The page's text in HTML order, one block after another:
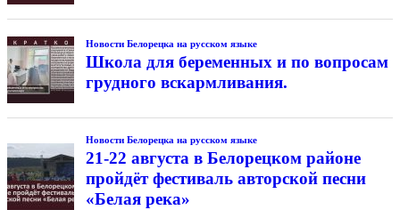
Новости Белорецка на русском языке
Школа для беременных и по вопросам
грудного вскармливания.
Новости Белорецка на русском языке
21-22 августа в Белорецком районе
пройдёт фестиваль авторской песни
«Белая река»